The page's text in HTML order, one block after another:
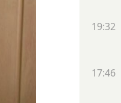
19:32
17:46